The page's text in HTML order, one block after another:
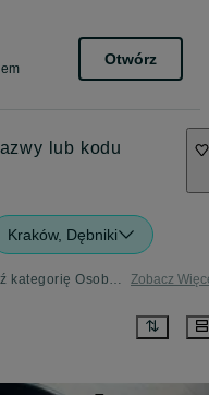
Otwórz
lub kodu
Kraków, Dębniki
Części do osobówek - Kraków - sprawdź kategorię Osobowe Zobacz